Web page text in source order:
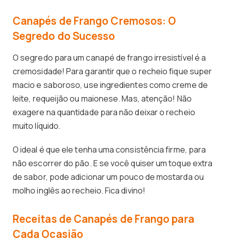
Canapés de Frango Cremosos: O
Segredo do Sucesso
O segredo para um canapé de frango irresistível é a
cremosidade! Para garantir que o recheio fique super
macio e saboroso, use ingredientes como creme de
leite, requeijão ou maionese. Mas, atenção! Não
exagere na quantidade para não deixar o recheio
muito líquido.
O ideal é que ele tenha uma consistência firme, para
não escorrer do pão. E se você quiser um toque extra
de sabor, pode adicionar um pouco de mostarda ou
molho inglês ao recheio. Fica divino!
Receitas de Canapés de Frango para
Cada Ocasião